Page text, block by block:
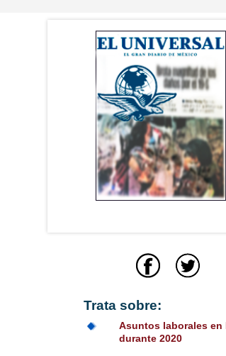
Trata sobre:
Asuntos laborales en
durante 2020